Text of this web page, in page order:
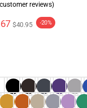
reviews)
$40.95 -20%